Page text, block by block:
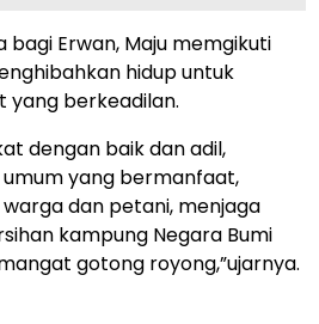
bagi Erwan, Maju memgikuti
hidup untuk
yang berkeadilan.
dengan baik dan adil,
yang bermanfaat,
dan petani, menjaga
kampung Negara Bumi
gotong royong,”ujarnya.